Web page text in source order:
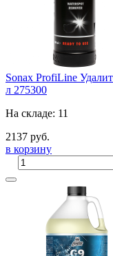
Sonax ProfiLine
л 275300
На складе: 11
2137 руб.
в корзину